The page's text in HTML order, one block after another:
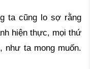
ta cũng lo sợ rằng
hiện thực, mọi thứ
như ta mong muốn.